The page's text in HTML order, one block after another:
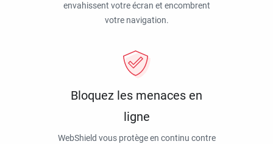
envahissent votre écran et encombrent
votre navigation.
Bloquez les menaces en
ligne
WebShield vous protège en continu contre